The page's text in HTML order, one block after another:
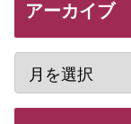
アーカイブ